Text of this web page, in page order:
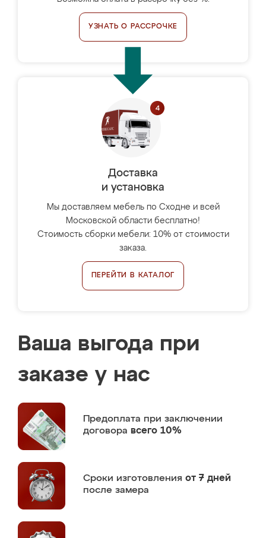
УЗНАТЬ О РАССРОЧКЕ
Доставка
и установка
Мы доставляем мебель по Сходне и всей
Московской области бесплатно!
Стоимость сборки мебели: 10% от стоимости
заказа.
ПЕРЕЙТИ В КАТАЛОГ
Ваша выгода при
заказе у нас
Предоплата при заключении
договора всего 10%
Сроки изготовления от 7 дней
после замера